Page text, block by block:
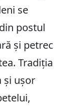
se
postul
și petrec
Tradiția
și ușor